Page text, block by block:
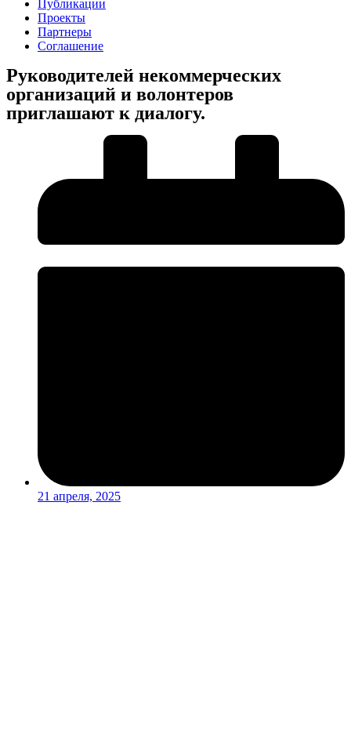
Публикации
Проекты
Партнеры
Соглашение
Руководителей некоммерческих
организаций и волонтеров
приглашают к диалогу.
21 апреля, 2025